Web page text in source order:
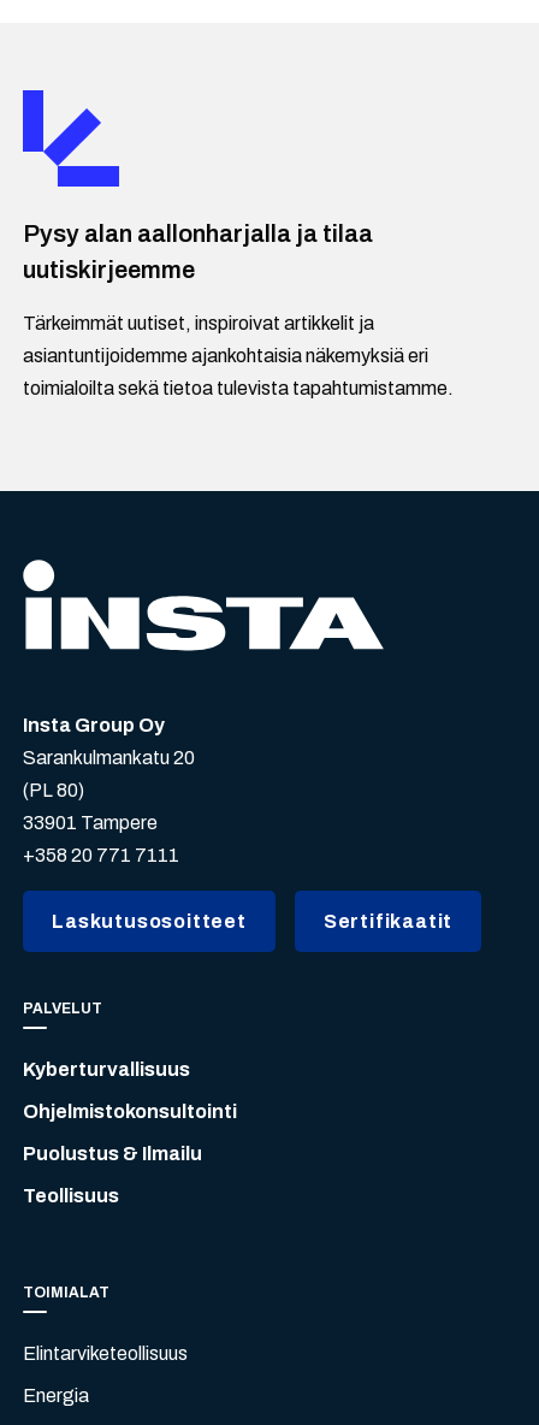
Pysy alan aallonharjalla ja tilaa
uutiskirjeemme
Tärkeimmät uutiset, inspiroivat artikkelit ja
asiantuntijoidemme ajankohtaisia näkemyksiä eri
toimialoilta sekä tietoa tulevista tapahtumistamme.
Insta Group Oy
Sarankulmankatu 20
(PL 80)
33901 Tampere
+358 20 771 7111
Laskutusosoitteet Sertifikaatit
PALVELUT
Kyberturvallisuus
Ohjelmistokonsultointi
Puolustus & Ilmailu
Teollisuus
TOIMIALAT
Elintarviketeollisuus
Energia